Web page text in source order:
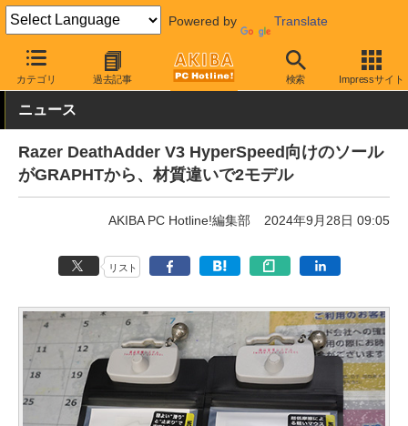
Powered by Translate
カテゴリ 過去記事 検索 Impressサイト
AKIBA PC Hotline! PC周辺機器 マウス マウス関連アクセサリ
ニュース
Razer DeathAdder V3 HyperSpeed向けのソール
がGRAPHTから、材質違いで2モデル
AKIBA PC Hotline!編集部 2024年9月28日 09:05
リスト